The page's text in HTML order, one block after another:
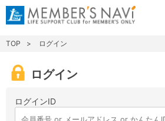
TOP ログイン
ログイン
ログインID